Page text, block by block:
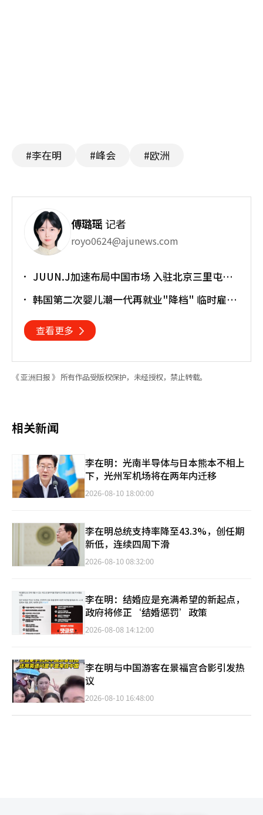
#李在明 #峰会 #欧洲
傅璐瑶 记者
royo0624@ajunews.com
JUUN.J加速布局中国市场 入驻北京三里屯太
韩国第二次婴儿潮一代再就业"降档" 临时雇员
查看更多
《 亚洲日报 》 所有作品受版权保护，未经授权，禁止转载。
相关新闻
李在明：光南半导体与日本熊本不相上
下，光州军机场将在两年内迁移
2026-08-10 18:00:00
李在明总统支持率降至43.3%，创任期
新低，连续四周下滑
2026-08-10 08:32:00
李在明：结婚应是充满希望的新起点，
政府将修正‘结婚惩罚’政策
2026-08-08 14:12:00
李在明与中国游客在景福宫合影引发热
议
2026-08-10 16:48:00